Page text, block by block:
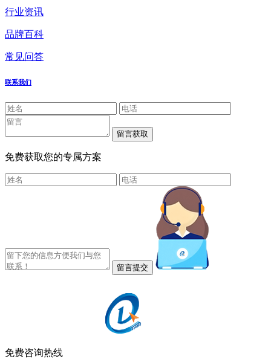
行业资讯
品牌百科
常见问答
联系我们
免费获取您的专属方案
免费咨询热线